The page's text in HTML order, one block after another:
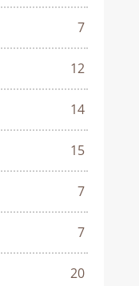
7
12
14
15
7
7
20